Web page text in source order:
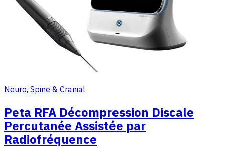
Neuro, Spine & Cranial
Peta RFA Décompression Discale
Percutanée Assistée par
Radiofréquence